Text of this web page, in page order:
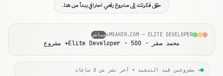
حوّل فكرتك إلى مشروع رقمي احترافي يبدأ من هنا.
MSAKER.COM — ELITE DEVELOPER مباشر
محمد صقر - Elite Developer - 500+ مشروع
→ مشروعين قيد التنفيذ • آخر نشر من 3 ساعات